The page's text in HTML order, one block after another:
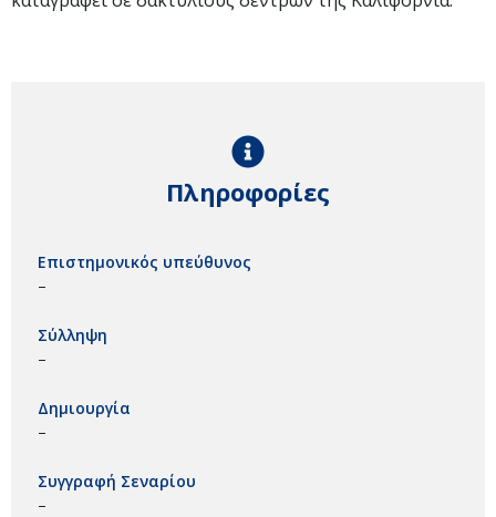
Πληροφορίες
Επιστημονικός υπεύθυνος
–
Σύλληψη
–
Δημιουργία
–
Συγγραφή Σεναρίου
–